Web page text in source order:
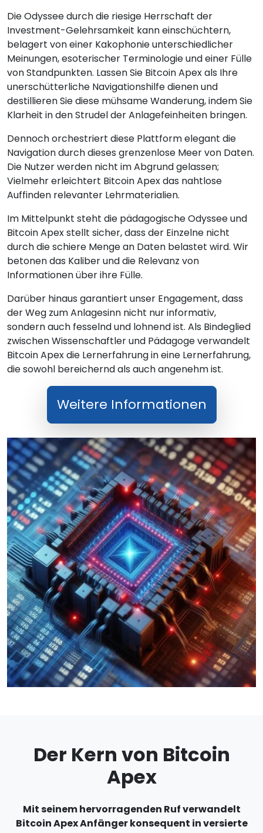
Die Odyssee durch die riesige Herrschaft der
Investment-Gelehrsamkeit kann einschüchtern,
belagert von einer Kakophonie unterschiedlicher
Meinungen, esoterischer Terminologie und einer Fülle
von Standpunkten. Lassen Sie Bitcoin Apex als Ihre
unerschütterliche Navigationshilfe dienen und
destillieren Sie diese mühsame Wanderung, indem Sie
Klarheit in den Strudel der Anlagefeinheiten bringen.
Dennoch orchestriert diese Plattform elegant die
Navigation durch dieses grenzenlose Meer von Daten.
Die Nutzer werden nicht im Abgrund gelassen;
Vielmehr erleichtert Bitcoin Apex das nahtlose
Auffinden relevanter Lehrmaterialien.
Im Mittelpunkt steht die pädagogische Odyssee und
Bitcoin Apex stellt sicher, dass der Einzelne nicht
durch die schiere Menge an Daten belastet wird. Wir
betonen das Kaliber und die Relevanz von
Informationen über ihre Fülle.
Darüber hinaus garantiert unser Engagement, dass
der Weg zum Anlagesinn nicht nur informativ,
sondern auch fesselnd und lohnend ist. Als Bindeglied
zwischen Wissenschaftler und Pädagoge verwandelt
Bitcoin Apex die Lernerfahrung in eine Lernerfahrung,
die sowohl bereichernd als auch angenehm ist.
Weitere Informationen
Der Kern von Bitcoin
Apex
Mit seinem hervorragenden Ruf verwandelt
Bitcoin Apex Anfänger konsequent in versierte